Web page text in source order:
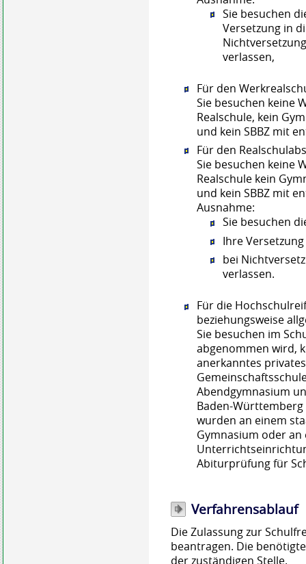
Sie besuchen
Versetzung in
verlassen,
Für den
Sie besuchen keine
Realschule, kein
und kein SBBZ mit
Für den
Sie besuchen keine
Realschule kein
und kein SBBZ mit
Ausnahme:
Sie besuchen
Ihre
bei
verlassen.
Für die
beziehungsweise
Sie besuchen im
abgenommen wird,
anerkanntes
Abendgymnasium
Baden-
wurden an einem
Gymnasium oder
Abiturprüfung für
Verfahrensablauf
Die Zulassung zur
beantragen. Die
der zuständigen Stelle.